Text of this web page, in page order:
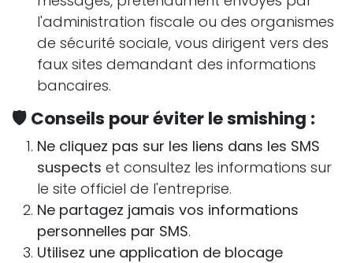
l'administration fiscale ou des organismes
de sécurité sociale, vous dirigent vers des
faux sites demandant des informations
bancaires.
🛡️Conseils pour éviter le smishing :
Ne cliquez pas sur les liens dans les SMS
suspects et consultez les informations sur
le site officiel de l'entreprise.
Ne partagez jamais vos informations
personnelles par SMS.
Utilisez une application de blocage